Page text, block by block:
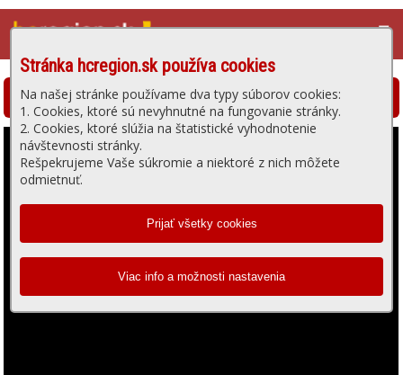
☰
Stránka hcregion.sk používa cookies
Na našej stránke používame dva typy súborov cookies:
1. Cookies, ktoré sú nevyhnutné na fungovanie stránky.
2. Cookies, ktoré slúžia na štatistické vyhodnotenie
návštevnosti stránky.
Rešpekrujeme Vaše súkromie a niektoré z nich môžete
odmietnuť.
Hlohovská televízia - prehrávanie videa